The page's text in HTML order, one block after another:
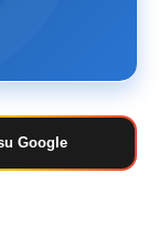
Google